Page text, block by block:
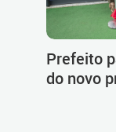
Prefeito
do novo